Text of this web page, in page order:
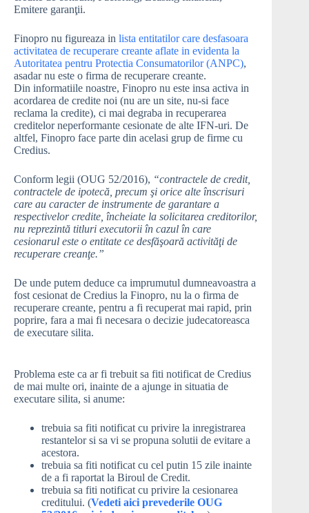
Emitere garanţii.
Finopro nu figureaza in lista entitatilor care desfasoara
activitatea de recuperare creante aflate in evidenta la
Autoritatea pentru Protectia Consumatorilor (ANPC),
asadar nu este o firma de recuperare creante.
Din informatiile noastre, Finopro nu este insa activa in
acordarea de credite noi (nu are un site, nu-si face
reclama la credite), ci mai degraba in recuperarea
creditelor neperformante cesionate de alte IFN-uri. De
altfel, Finopro face parte din acelasi grup de firme cu
Credius.
Conform legii (OUG 52/2016), “contractele de credit,
contractele de ipotecă, precum şi orice alte înscrisuri
care au caracter de instrumente de garantare a
respectivelor credite, încheiate la solicitarea creditorilor,
nu reprezintă titluri executorii în cazul în care
cesionarul este o entitate ce desfăşoară activităţi de
recuperare creanţe.”
De unde putem deduce ca imprumutul dumneavoastra a
fost cesionat de Credius la Finopro, nu la o firma de
recuperare creante, pentru a fi recuperat mai rapid, prin
poprire, fara a mai fi necesara o decizie judecatoreasca
de executare silita.
Problema este ca ar fi trebuit sa fiti notificat de Credius
de mai multe ori, inainte de a ajunge in situatia de
executare silita, si anume:
trebuia sa fiti notificat cu privire la inregistrarea
restantelor si sa vi se propuna solutii de evitare a
acestora.
trebuia sa fiti notificat cu cel putin 15 zile inainte
de a fi raportat la Biroul de Credit.
trebuia sa fiti notificat cu privire la cesionarea
creditului. (Vedeti aici prevederile OUG